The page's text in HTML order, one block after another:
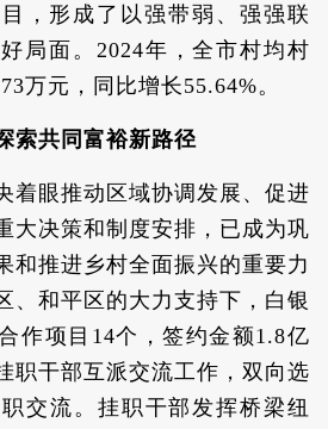
，形成了以强带弱、强强联
局面。2024年，全市村均村
万元，同比增长55.64%。
索共同富裕新路径
着眼推动区域协调发展、促进
大决策和制度安排，已成为巩
和推进乡村全面振兴的重要力
、和平区的大力支持下，白银
作项目14个，签约金额1.8亿
职干部互派交流工作，双向选
交流。挂职干部发挥桥梁纽